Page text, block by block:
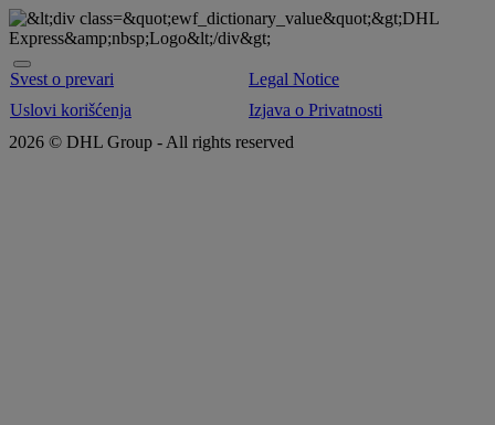
Svest o prevari
Uslovi korišćenja
Legal Notice
Izjava o Privatnosti
2026 © DHL Group - All rights reserved